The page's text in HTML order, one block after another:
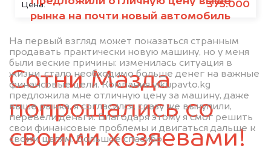
Цена: 375.000
рынка на почти новый автомобиль
На первый взгляд может показаться странным
продавать практически новую машину, но у меня
были веские причины: изменилась ситуация в
жизни, стало необходимо больше денег на важные
финансовые цели. Компания vikupavto.kg
предложила мне отличную цену за машину, даже
выше рынка, я согласился, сразу же выкупили,
перевели деньги. Благодаря этому я смог решить
свои финансовые проблемы и двигаться дальше к
своим целям. Большое спасибо.
Сотни Мазда
попрощались со
своими хозяевами!